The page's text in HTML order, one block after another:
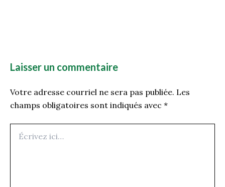
Laisser un commentaire
Votre adresse courriel ne sera pas publiée. Les
champs obligatoires sont indiqués avec *
ici…